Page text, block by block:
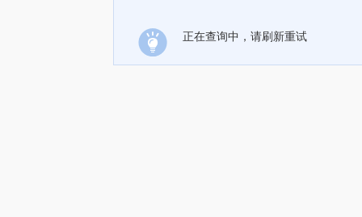
正在查询中，请刷新重试